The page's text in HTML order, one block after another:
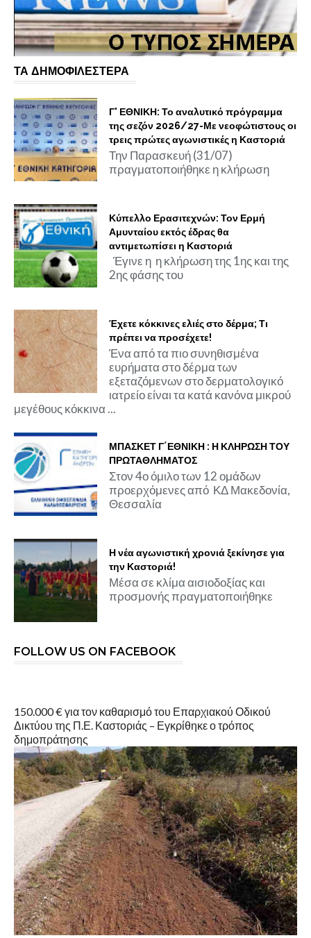
ΤΑ ΔΗΜΟΦΙΛΕΣΤΕΡΑ
Γ' ΕΘΝΙΚΗ: Το αναλυτικό πρόγραμμα
της σεζόν 2026/27-Με νεοφώτιστους οι
τρεις πρώτες αγωνιστικές η Καστοριά
Την Παρασκευή (31/07)
πραγματοποιήθηκε η κλήρωση
Κύπελλο Ερασιτεχνών: Τον Ερμή
Αμυνταίου εκτός έδρας θα
αντιμετωπίσει η Καστοριά
Έγινε η η κλήρωση της 1ης και της
2ης φάσης του
Έχετε κόκκινες ελιές στο δέρμα; Τι
πρέπει να προσέχετε!
Ένα από τα πιο συνηθισμένα
ευρήματα στο δέρμα των
εξεταζόμενων στο δερματολογικό
ιατρείο είναι τα κατά κανόνα μικρού
μεγέθους κόκκινα ...
ΜΠΑΣΚΕΤ Γ΄ΕΘΝΙΚΗ : Η ΚΛΗΡΩΣΗ ΤΟΥ
ΠΡΩΤΑΘΛΗΜΑΤΟΣ
Στον 4ο όμιλο των 12 ομάδων
προερχόμενες από ΚΔ Μακεδονία,
Θεσσαλία
Η νέα αγωνιστική χρονιά ξεκίνησε για
την Καστοριά!
Μέσα σε κλίμα αισιοδοξίας και
προσμονής πραγματοποιήθηκε
FOLLOW US ON FACEBOOK
150.000 € για τον καθαρισμό του Επαρχιακού Οδικού
Δικτύου της Π.Ε. Καστοριάς – Εγκρίθηκε ο τρόπος
δημοπράτησης